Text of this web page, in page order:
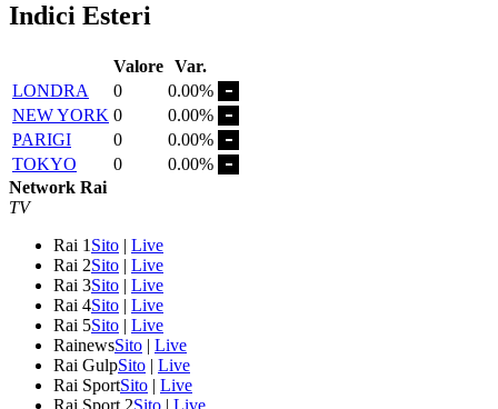
Indici Esteri
Valore Var.
LONDRA
0
0.00%
NEW YORK 0
0.00%
PARIGI
0
0.00%
TOKYO
0
0.00%
Network Rai
TV
Rai 1 Sito | Live
Rai 2Sito | Live
Rai 3Sito | Live
Rai 4Sito | Live
Rai 5Sito | Live
RainewsSito | Live
Rai GulpSito | Live
Rai SportSito | Live
Rai Sport 2Sito | Live